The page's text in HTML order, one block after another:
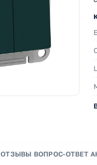
ОТЗЫВЫ ВОПРОС-ОТВЕТ